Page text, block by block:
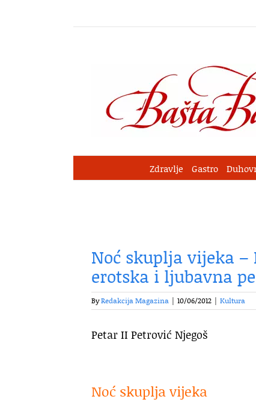
Zdravlje Gastro
Noć skuplja vijeka –
erotska i ljubavna
ByRedakcija Magazina | 10/06/2012 | Kultura
Petar II Petrović Njegoš
Noć skuplja vijeka